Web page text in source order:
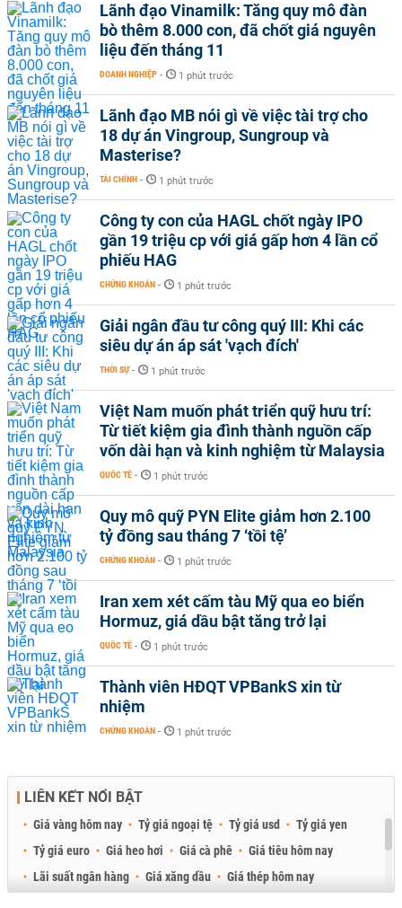
Lãnh đạo Vinamilk: Tăng quy mô đàn
bò thêm 8.000 con, đã chốt giá nguyên
liệu đến tháng 11
DOANH NGHIỆP - 1 phút trước
Lãnh đạo MB nói gì về việc tài trợ cho
18 dự án Vingroup, Sungroup và
Masterise?
TÀI CHÍNH - 1 phút trước
Công ty con của HAGL chốt ngày IPO
gần 19 triệu cp với giá gấp hơn 4 lần cổ
phiếu HAG
CHỨNG KHOÁN - 1 phút trước
Giải ngân đầu tư công quý III: Khi các
siêu dự án áp sát 'vạch đích'
THỜI SỰ - 1 phút trước
Việt Nam muốn phát triển quỹ hưu trí:
Từ tiết kiệm gia đình thành nguồn cấp
vốn dài hạn và kinh nghiệm từ Malaysia
QUỐC TẾ - 1 phút trước
Quy mô quỹ PYN Elite giảm hơn 2.100
tỷ đồng sau tháng 7 ‘tồi tệ’
CHỨNG KHOÁN - 1 phút trước
Iran xem xét cấm tàu Mỹ qua eo biển
Hormuz, giá dầu bật tăng trở lại
QUỐC TẾ - 1 phút trước
Thành viên HĐQT VPBankS xin từ
nhiệm
CHỨNG KHOÁN - 1 phút trước
LIÊN KẾT NỔI BẬT
Giá vàng hôm nay Tỷ giá ngoại tệ Tỷ giá usd
Tỷ giá yen
Tỷ giá euro
Giá heo hơi Giá cà phê
Giá tiêu hôm nay
Lãi suất ngân hàng
Giá xăng dầu
Giá thép hôm nay